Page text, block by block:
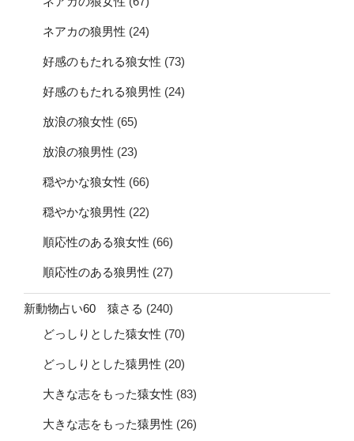
ネアカの狼男性 (24)
好感のもたれる狼女性 (73)
好感のもたれる狼男性 (24)
放浪の狼女性 (65)
放浪の狼男性 (23)
穏やかな狼女性 (66)
穏やかな狼男性 (22)
順応性のある狼女性 (66)
順応性のある狼男性 (27)
新動物占い60 猿さる (240)
どっしりとした猿女性 (70)
どっしりとした猿男性 (20)
大きな志をもった猿女性 (83)
大きな志をもった猿男性 (26)